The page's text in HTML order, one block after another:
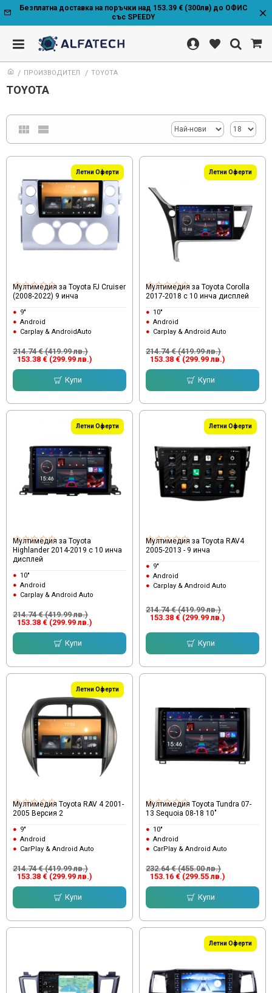
Безплатна доставка на поръчки над 153.39 € (300лв) до ОФИС
със SPEEDY
ПРОИЗВОДИТЕЛ TOYOTA
TOYOTA
Летни Оферти
Мултимедия за Toyota FJ Cruiser
(2008-2022) 9 инча
9"
Android
Carplay & AndroidAuto
153.38 € (299.99 лв.)
214.74 € (419.99 лв.)
Купи
Летни Оферти
Мултимедия за Toyota Corolla
2017-2018 с 10 инча дисплей
10"
Android
Carplay & Android Auto
153.38 € (299.99 лв.)
214.74 € (419.99 лв.)
Купи
Летни Оферти
Мултимедия за Toyota
Highlander 2014-2019 с 10 инча
дисплей
10"
Android
Carplay & Android Auto
153.38 € (299.99 лв.)
214.74 € (419.99 лв.)
Купи
Летни Оферти
Мултимедия за Toyota RAV4
2005-2013 - 9 инча
9"
Android
Carplay & Android Auto
153.38 € (299.99 лв.)
214.74 € (419.99 лв.)
Купи
Летни Оферти
Мултимедия Toyota RAV 4 2001-
2005 Версия 2
9"
Android
CarPlay & Android Auto
153.38 € (299.99 лв.)
214.74 € (419.99 лв.)
Купи
Мултимедия Toyota Tundra 07-
13 Sequoia 08-18 10"
10"
Android
CarPlay & Android Auto
153.16 € (299.55 лв.)
232.64 € (455.00 лв.)
Купи
Летни Оферти